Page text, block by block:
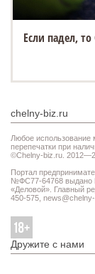
Если падел,
chelny-biz.ru
Любое использование
перепечатки при
©Chelny-biz.ru.
Портал
№ФС77-64768 выдано
«Деловой». Главный
450-575,
Дружите с нами